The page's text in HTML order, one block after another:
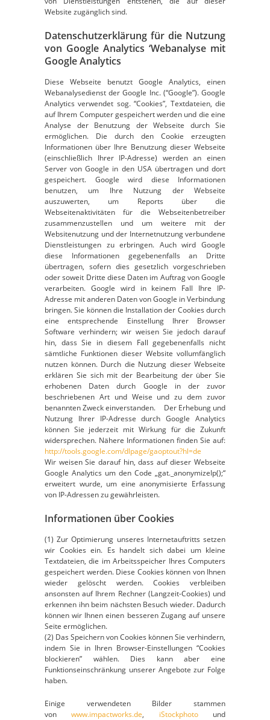
Website zugänglich sind.
Datenschutzerklärung für die Nutzung
von Google Analytics ‘Webanalyse mit
Google Analytics
Diese Webseite benutzt Google Analytics, einen
Webanalysedienst der Google Inc. (“Google”). Google
Analytics verwendet sog. “Cookies”, Textdateien, die
auf Ihrem Computer gespeichert werden und die eine
Analyse der Benutzung der Webseite durch Sie
ermöglichen. Die durch den Cookie erzeugten
Informationen über Ihre Benutzung dieser Webseite
(einschließlich Ihrer IP-Adresse) werden an einen
Server von Google in den USA übertragen und dort
gespeichert. Google wird diese Informationen
benutzen, um Ihre Nutzung der Webseite
auszuwerten, um Reports über die
Webseitenaktivitäten für die Webseitenbetreiber
zusammenzustellen und um weitere mit der
Websitenutzung und der Internetnutzung verbundene
Dienstleistungen zu erbringen. Auch wird Google
diese Informationen gegebenenfalls an Dritte
übertragen, sofern dies gesetzlich vorgeschrieben
oder soweit Dritte diese Daten im Auftrag von Google
verarbeiten. Google wird in keinem Fall Ihre IP-
Adresse mit anderen Daten von Google in Verbindung
bringen. Sie können die Installation der Cookies durch
eine entsprechende Einstellung Ihrer Browser
Software verhindern; wir weisen Sie jedoch darauf
hin, dass Sie in diesem Fall gegebenenfalls nicht
sämtliche Funktionen dieser Website vollumfänglich
nutzen können. Durch die Nutzung dieser Webseite
erklären Sie sich mit der Bearbeitung der über Sie
erhobenen Daten durch Google in der zuvor
beschriebenen Art und Weise und zu dem zuvor
benannten Zweck einverstanden. Der Erhebung und
Nutzung Ihrer IP-Adresse durch Google Analytics
können Sie jederzeit mit Wirkung für die Zukunft
widersprechen. Nähere Informationen finden Sie auf:
http://tools.google.com/dlpage/gaoptout?hl=de
Wir weisen Sie darauf hin, dass auf dieser Webseite
Google Analytics um den Code „gat._anonymizeIp();“
erweitert wurde, um eine anonymisierte Erfassung
von IP-Adressen zu gewährleisten.
Informationen über Cookies
(1) Zur Optimierung unseres Internetauftritts setzen
wir Cookies ein. Es handelt sich dabei um kleine
Textdateien, die im Arbeitsspeicher Ihres Computers
gespeichert werden. Diese Cookies können von Ihnen
wieder gelöscht werden. Cookies verbleiben
ansonsten auf Ihrem Rechner (Langzeit-Cookies) und
erkennen ihn beim nächsten Besuch wieder. Dadurch
können wir Ihnen einen besseren Zugang auf unsere
Seite ermöglichen.
(2) Das Speichern von Cookies können Sie verhindern,
indem Sie in Ihren Browser-Einstellungen “Cookies
blockieren” wählen. Dies kann aber eine
Funktionseinschränkung unserer Angebote zur Folge
haben.
Einige verwendeten Bilder stammen
vonwww.impactworks.de, iStockphotound